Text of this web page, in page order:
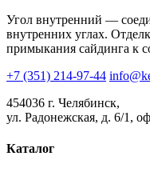
Угол внутренний —
внутренних углах.
примыкания сайдинга к
+7 (351) 214-97-44
454036 г. Челябинск,
ул. Радонежская, д. 6/1,
Каталог